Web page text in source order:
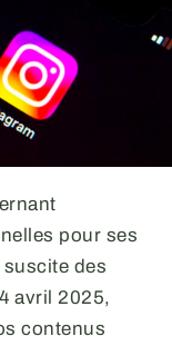
pour ses
des
avril 2025,
contenus